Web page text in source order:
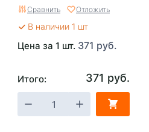
Сравнить Отложить
В наличии 1 шт
Цена за 1 шт. 371 руб.
Итого: 371 руб.